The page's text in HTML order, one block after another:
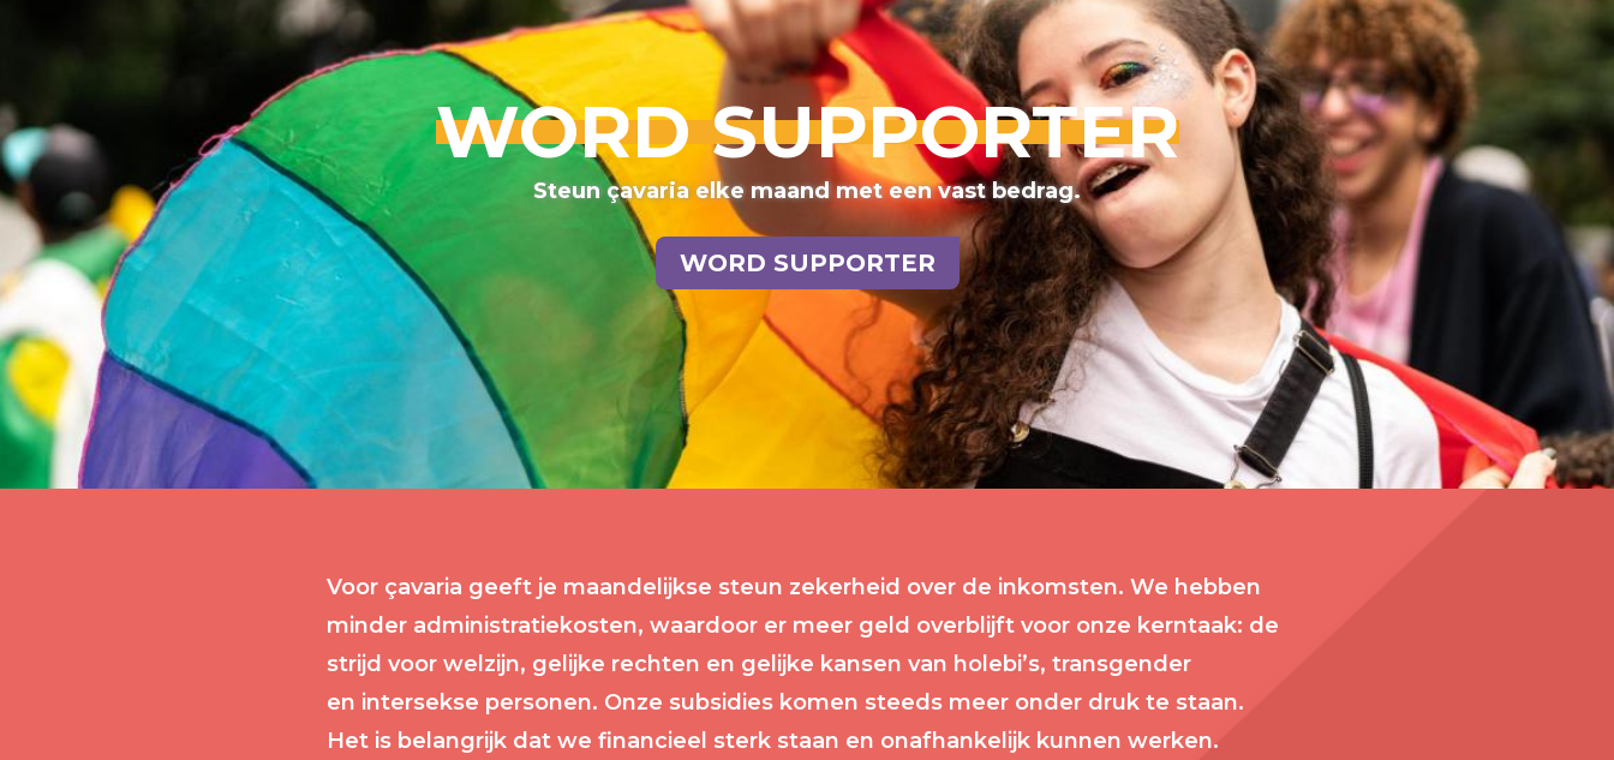
WORD SUPPORTER
Steun çavaria elke maand met een vast bedrag.
WORD SUPPORTER
Voor çavaria geeft je maandelijkse steun zekerheid over de inkomsten. We hebben
minder administratiekosten, waardoor er meer geld overblijft voor onze kerntaak: de
strijd voor welzijn, gelijke rechten en gelijke kansen van holebi’s, transgender
en intersekse personen. Onze subsidies komen steeds meer onder druk te staan.
Het is belangrijk dat we financieel sterk staan en onafhankelijk kunnen werken.